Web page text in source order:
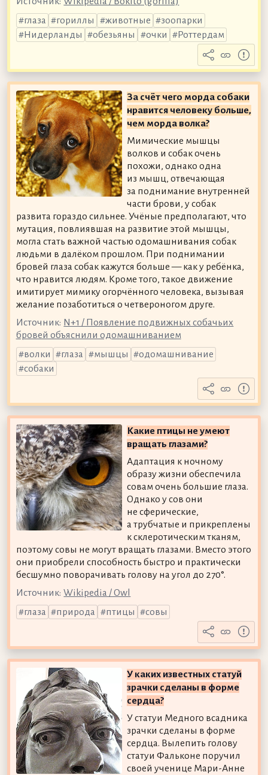
глаза
гориллы животные
зоопарки
Нидерланды
обезьяны очки Роттердам
За счёт чего морда собаки
нравится человеку больше,
чем морда волка?
Мимические мышцы
волков и собак очень
похожи, однако одна
из мышц, отвечающая
за поднимание внутренней
части брови, у собак
развита гораздо сильнее. Учёные предполагают, что
мутация, повлиявшая на развитие этой мышцы,
могла стать важной частью одомашнивания собак
людьми в далёком прошлом. При поднимании
бровей глаза собак кажутся больше — как у ребёнка,
что нравится людям. Кроме того, такое движение
имитирует мимику огорчённого человека, вызывая
желание позаботиться о четвероногом друге.
Источник: N+1 / Появление подвижных собачьих
бровей объяснили одомашниванием
волки
глаза мышцы
одомашнивание
собаки
Какие птицы не умеют
вращать глазами?
Адаптация к ночному
образу жизни обеспечила
совам очень большие глаза.
Однако у сов они
не сферические,
а трубчатые и прикреплены
к склеротическим тканям,
поэтому совы не могут вращать глазами. Вместо этого
они приобрели способность быстро и практически
бесшумно поворачивать голову на угол до 270°.
Источник: Wikipedia / Owl
глаза
природа птицы совы
У каких известных статуй
зрачки сделаны в форме
сердца?
У статуи Медного всадника
зрачки сделаны в форме
сердца. Вылепить голову
статуи Фальконе поручил
своей ученице Мари-Анне